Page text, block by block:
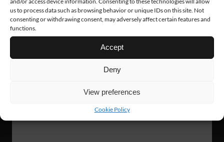
us to process data such as browsing behavior or unique IDs on this site. Not
consenting or withdrawing consent, may adversely affect certain features and
functions.
Accept
Deny
View preferences
Cookie Policy